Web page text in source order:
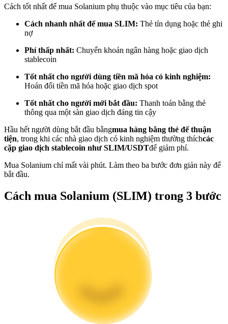
Trở thành Nhà giao dịch Sao chép
Thông tin
Cách tốt nhất để mua Solanium phụ thuộc vào mục tiêu của bạn:
Cách nhanh nhất để mua SLIM: Thẻ tín dụng hoặc thẻ ghi
nợ
Phí thấp nhất: Chuyển khoản ngân hàng hoặc giao dịch
stablecoin
Tốt nhất cho người dùng tiền mã hóa có kinh nghiệm:
Hoán đổi tiền mã hóa hoặc giao dịch spot
Tốt nhất cho người mới bắt đầu: Thanh toán bằng thẻ
thông qua một sàn giao dịch đáng tin cậy
Hầu hết người dùng bắt đầu bằngmua hàng bằng thẻ để thuận
tiện, trong khi các nhà giao dịch có kinh nghiệm thường thíchcác
cặp giao dịch stablecoin như SLIM/USDTđể giảm phí.
Mua Solanium chỉ mất vài phút. Làm theo ba bước đơn giản này để
bắt đầu.
Cách mua Solanium (SLIM) trong 3 bước